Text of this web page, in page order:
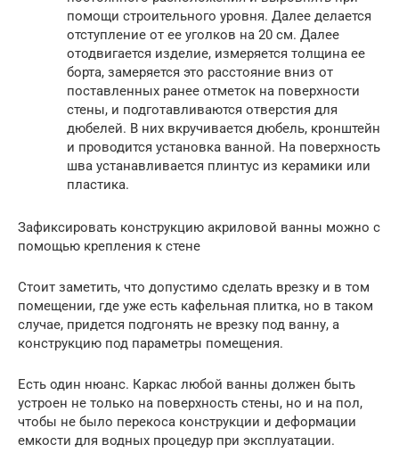
помощи строительного уровня. Далее делается
отступление от ее уголков на 20 см. Далее
отодвигается изделие, измеряется толщина ее
борта, замеряется это расстояние вниз от
поставленных ранее отметок на поверхности
стены, и подготавливаются отверстия для
дюбелей. В них вкручивается дюбель, кронштейн
и проводится установка ванной. На поверхность
шва устанавливается плинтус из керамики или
пластика.
Зафиксировать конструкцию акриловой ванны можно с
помощью крепления к стене
Стоит заметить, что допустимо сделать врезку и в том
помещении, где уже есть кафельная плитка, но в таком
случае, придется подгонять не врезку под ванну, а
конструкцию под параметры помещения.
Есть один нюанс. Каркас любой ванны должен быть
устроен не только на поверхность стены, но и на пол,
чтобы не было перекоса конструкции и деформации
емкости для водных процедур при эксплуатации.